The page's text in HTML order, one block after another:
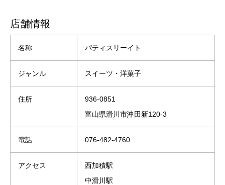
店舗情報
名称 パティスリーイト
ジャンル スイーツ・洋菓子
住所
936-0851
富山県滑川市沖田新120-3
電話 076-482-4760
アクセス
西加積駅
中滑川駅